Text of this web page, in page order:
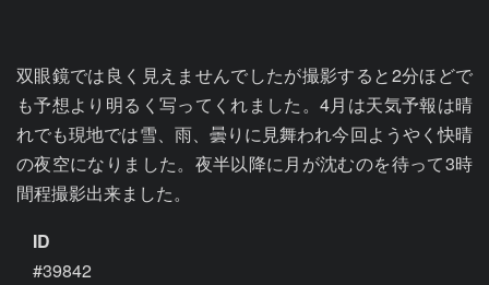
双眼鏡では良く見えませんでしたが撮影すると2分ほどで
も予想より明るく写ってくれました。4月は天気予報は晴
れでも現地では雪、雨、曇りに見舞われ今回ようやく快晴
の夜空になりました。夜半以降に月が沈むのを待って3時
間程撮影出来ました。
ID
#39842